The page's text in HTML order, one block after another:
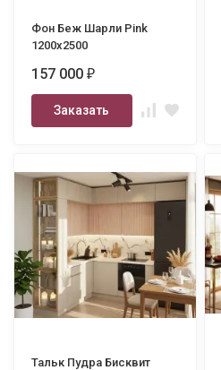
Фон Беж Шарли Pink
1200х2500
157 000₽
Заказать
Тальк Пудра Бисквит